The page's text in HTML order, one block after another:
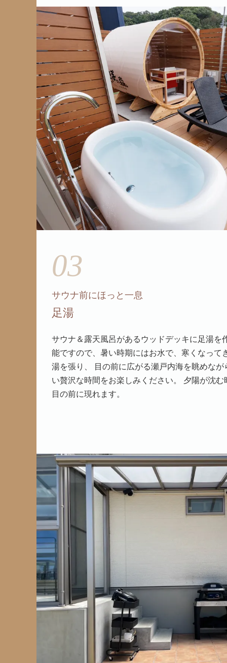
03
サウナ前にほっと一息
足湯
サウナ＆露天風呂があるウッドデッキに足湯を
能ですので、暑い時期にはお水で、寒くなって
湯を張り、 目の前に広がる瀬戸内海を眺めな
い贅沢な時間をお楽しみください。 夕陽が沈
目の前に現れます。